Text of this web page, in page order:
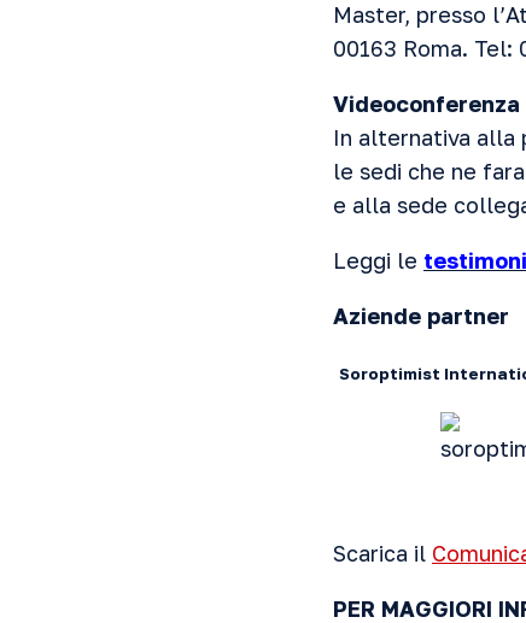
Master, presso
00163 Roma.
Videoconferenza
In alternativa alla
le sedi che ne
e alla sede
Leggi le
Aziende partner
Soroptimist
Scarica il
PER MAGGIORI